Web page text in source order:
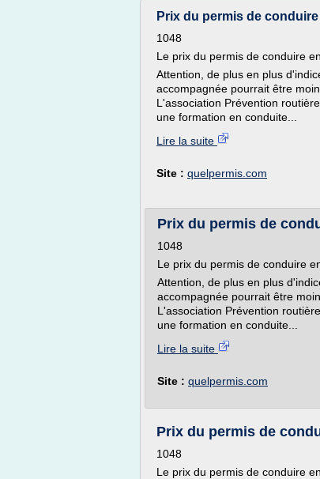
Prix du permis de
1048
Le prix du permis de conduire
Attention, de plus en plus
accompagnée pourrait être
L'association Prévention
une formation en conduite...
Lire la suite
Site : quelpermis.com
Prix du permis de
1048
Le prix du permis de conduire
Attention, de plus en plus
accompagnée pourrait être
L'association Prévention
une formation en conduite...
Lire la suite
Site : quelpermis.com
Prix du permis de
1048
Le prix du permis de conduire